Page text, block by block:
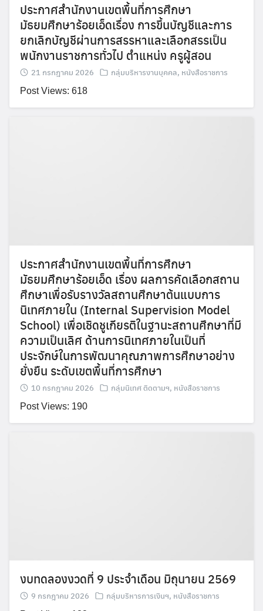
for:
ประกาศสำนักงานเขตพื้นที่การศึกษา
มัธยมศึกษาร้อยเอ็ดเรื่อง การขึ้นบัญชีและการ
ยกเลิกบัญชีผ่านการสรรหาและเลือกสรรเป็น
พนักงานราชการทั่วไป ตำแหน่ง ครูผู้สอน
21 กรกฎาคม 2026 กลุ่มบริหารงานบุคคล, หนังสือราชการ
Post Views: 618
ประกาศสำนักงานเขตพื้นที่การศึกษา
มัธยมศึกษาร้อยเอ็ด เรื่อง ผลการคัดเลือกสถาน
ศึกษาเพื่อรับรางวัลสถานศึกษาต้นแบบการ
นิเทศภายใน (Internal Supervision Model
School) เพื่อเชิดชูเกียรติในฐานะสถานศึกษาที่มี
ความเป็นเลิศ ด้านการนิเทศภายในเป็นที่
ประจักษ์ในการพัฒนาคุณภาพการศึกษาอย่าง
ยั่งยืน ระดับเขตพื้นที่การศึกษา
10 กรกฎาคม 2026 กลุ่มนิเทศ ติดตามฯ, หนังสือราชการ
Post Views: 190
งบทดลองงวดที่ 9 ประจำเดือน มิถุนายน 2569
9 กรกฎาคม 2026 กลุ่มบริหารการเงินฯ, หนังสือราชการ